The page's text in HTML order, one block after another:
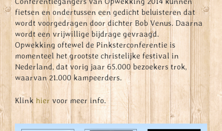
fietsen en ondertussen een gedicht beluisteren dat
wordt voorgedragen door dichter Bob Venus. Daarna
wordt een vrijwillige bijdrage gevraagd.
Opwekking oftewel de Pinksterconferentie is
momenteel het grootste christelijke festival in
Nederland, dat vorig jaar 65.000 bezoekers trok,
waarvan 21.000 kampeerders.
Klink hier voor meer info.